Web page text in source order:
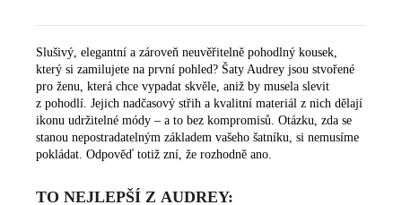
Slušivý, elegantní a zároveň neuvěřitelně pohodlný kousek,
který si zamilujete na první pohled? Šaty Audrey jsou stvořené
pro ženu, která chce vypadat skvěle, aniž by musela slevit
z pohodlí. Jejich nadčasový střih a kvalitní materiál z nich dělají
ikonu udržitelné módy – a to bez kompromisů. Otázku, zda se
stanou nepostradatelným základem vašeho šatníku, si nemusíme
pokládat. Odpověď totiž zní, že rozhodně ano.
TO NEJLEPŠÍ Z AUDREY: